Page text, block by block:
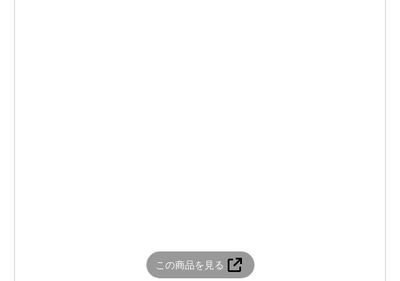
この商品を見る